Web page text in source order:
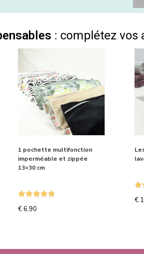
: complétez vos
1 pochette multifonction
imperméable et zippée
13×30 cm
€6,90
€